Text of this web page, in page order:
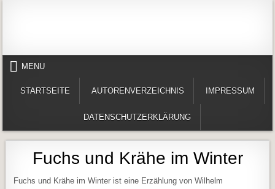
MENU
STARTSEITE AUTORENVERZEICHNIS IMPRESSUM
DATENSCHUTZERKLÄRUNG
Fuchs und Krähe im Winter
Fuchs und Krähe im Winter ist eine Erzählung von Wilhelm